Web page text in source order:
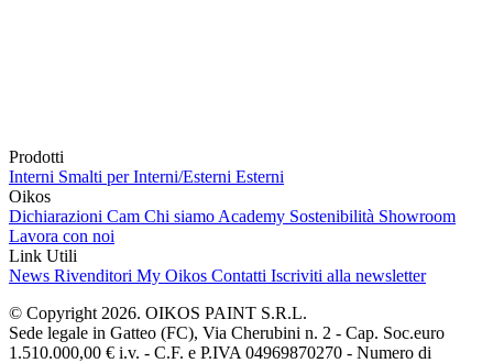
Prodotti
Interni Smalti per Interni/Esterni Esterni
Oikos
Dichiarazioni Cam Chi siamo Academy Sostenibilità Showroom
Lavora con noi
Link Utili
News Rivenditori My Oikos Contatti Iscriviti alla newsletter
© Copyright 2026. OIKOS PAINT S.R.L.
Sede legale in Gatteo (FC), Via Cherubini n. 2 - Cap. Soc.euro
1.510.000,00 € i.v. - C.F. e P.IVA 04969870270 - Numero di